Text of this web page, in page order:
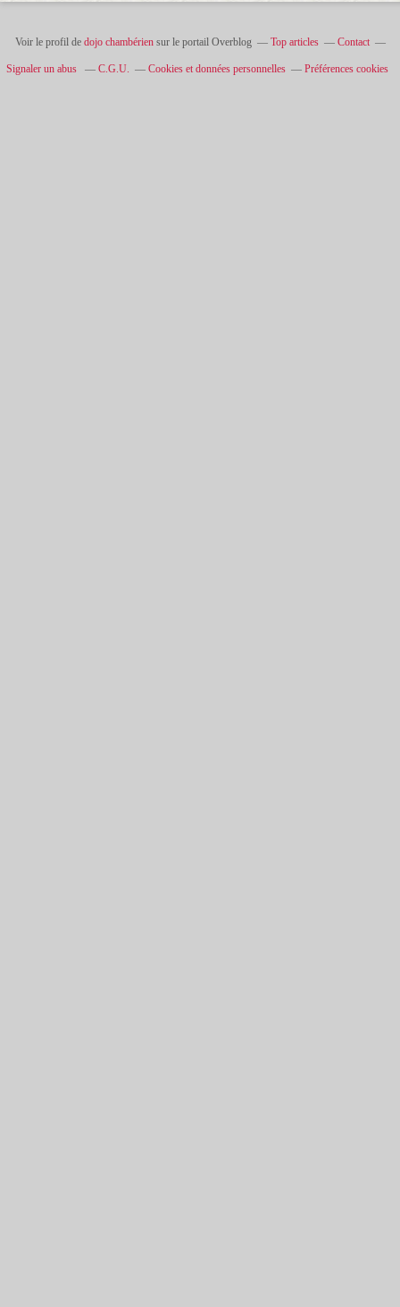
Voir le profil de dojo chambériensur le portail Overblog Top articles Contact
Signaler un abus C.G.U. Cookies et données personnelles Préférences cookies